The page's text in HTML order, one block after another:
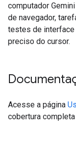
computador
de navegador,
testes de interface
preciso do cursor.
Acesse a página
cobertura